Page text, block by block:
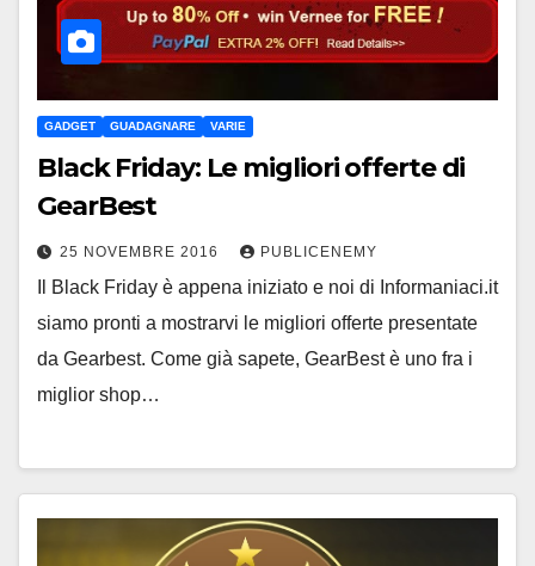
GADGET GUADAGNARE VARIE
Black Friday: Le migliori offerte di
GearBest
25 NOVEMBRE 2016 PUBLICENEMY
Il Black Friday è appena iniziato e noi di Informaniaci.it
siamo pronti a mostrarvi le migliori offerte presentate
da Gearbest. Come già sapete, GearBest è uno fra i
miglior shop…